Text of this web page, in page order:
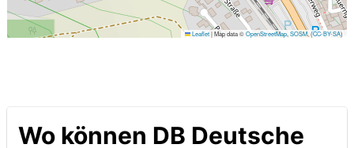
Leaflet|Map data ©OpenStreetMap ,SOSM, (CC-BY-SA)
Wo können DB Deutsche